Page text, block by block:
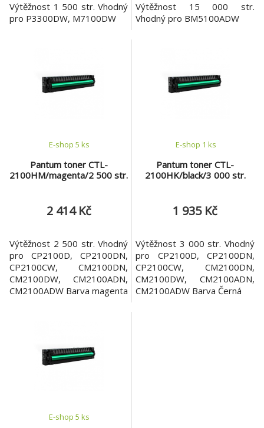
Výtěžnost 1 500 str. Vhodný
pro P3300DW, M7100DW
Výtěžnost 15 000 str.
Vhodný pro BM5100ADW
Pantum toner CTL-
2100HM/magenta/2 500 str.
E-shop 5 ks
2 414 Kč
Výtěžnost 2 500 str. Vhodný
pro CP2100D, CP2100DN,
CP2100CW, CM2100DN,
CM2100DW, CM2100ADN,
CM2100ADW Barva magenta
Pantum toner CTL-
2100HK/black/3 000 str.
E-shop 1 ks
1 935 Kč
Výtěžnost 3 000 str. Vhodný
pro CP2100D, CP2100DN,
CP2100CW, CM2100DN,
CM2100DW, CM2100ADN,
CM2100ADW Barva Černá
E-shop 5 ks